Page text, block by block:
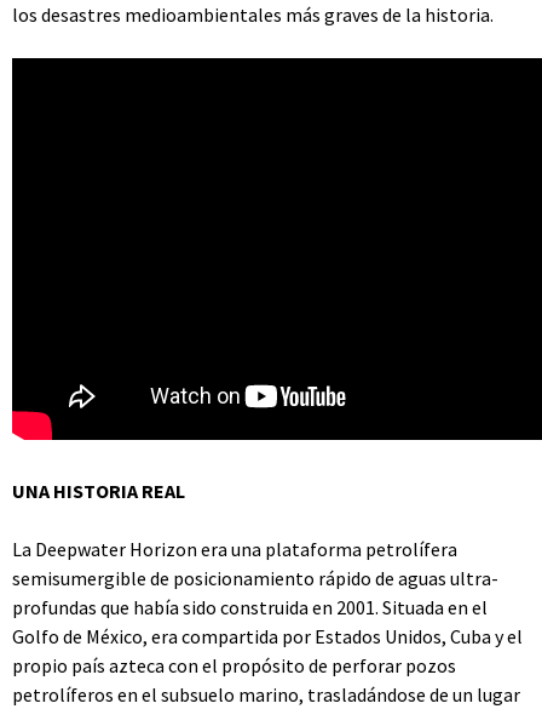
los desastres medioambientales más graves de la historia.
UNA HISTORIA REAL
La Deepwater Horizon era una plataforma petrolífera
semisumergible de posicionamiento rápido de aguas ultra-
profundas que había sido construida en 2001. Situada en el
Golfo de México, era compartida por Estados Unidos, Cuba y el
propio país azteca con el propósito de perforar pozos
petrolíferos en el subsuelo marino, trasladándose de un lugar